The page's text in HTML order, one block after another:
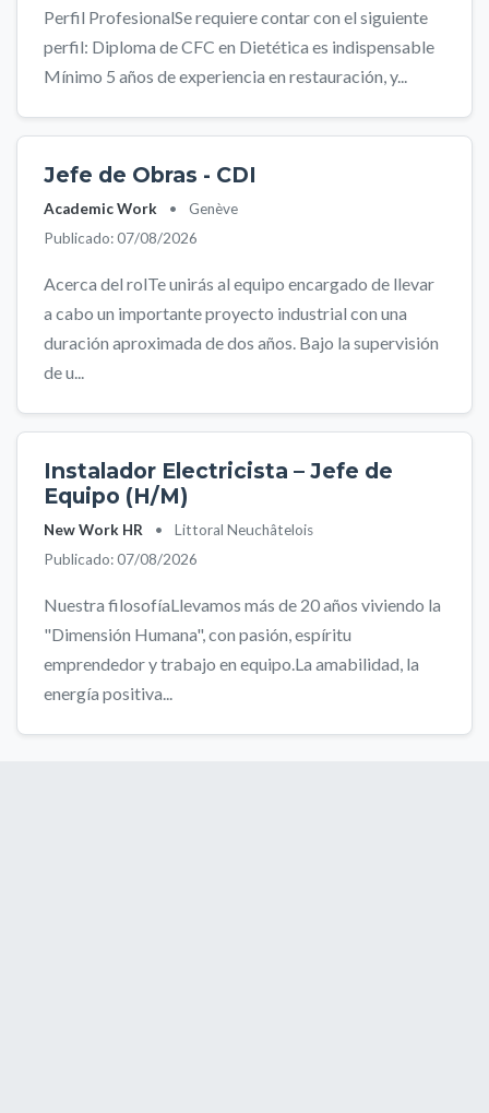
Perfil ProfesionalSe requiere contar con el siguiente
perfil: Diploma de CFC en Dietética es indispensable
Mínimo 5 años de experiencia en restauración, y...
Jefe de Obras - CDI
Academic Work •
Genève
Publicado: 07/08/2026
Acerca del rolTe unirás al equipo encargado de llevar
a cabo un importante proyecto industrial con una
duración aproximada de dos años. Bajo la supervisión
de u...
Instalador Electricista – Jefe de
Equipo (H/M)
New Work HR •
Littoral Neuchâtelois
Publicado: 07/08/2026
Nuestra filosofíaLlevamos más de 20 años viviendo la
"Dimensión Humana", con pasión, espíritu
emprendedor y trabajo en equipo.La amabilidad, la
energía positiva...